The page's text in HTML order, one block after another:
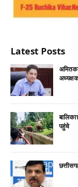
Latest Posts
अमित
अध्यक्ष
बालिका
पहुंचे